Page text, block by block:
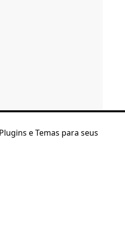
e Temas para seus